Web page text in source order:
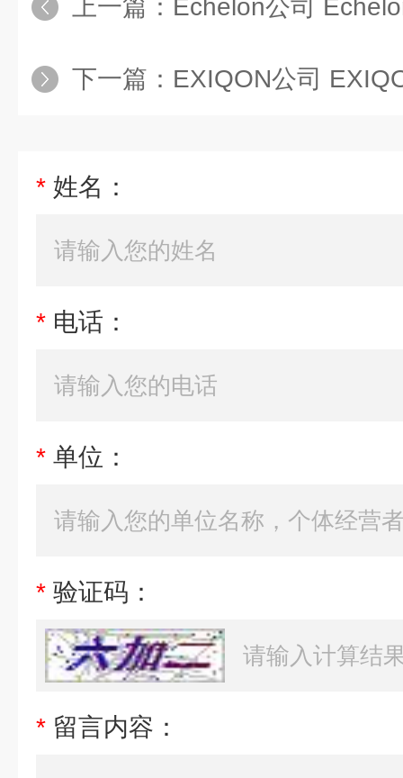
上一篇： Echelon公司
下一篇： EXIQON公司
* 姓名：
* 电话：
* 单位：
* 验证码：
* 留言内容：